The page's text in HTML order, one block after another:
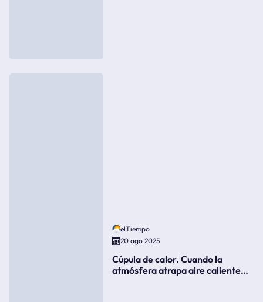
elTiempo
20 ago 2025
Cúpula de calor. Cuando la
atmósfera atrapa aire caliente